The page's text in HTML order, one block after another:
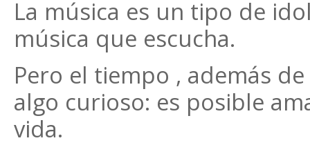
La música es un tipo de
música que escucha.
Pero el tiempo , además
algo curioso: es posible
vida.